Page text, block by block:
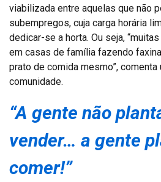
viabilizada entre aquelas que não
subempregos, cuja carga horária
dedicar-se a horta. Ou seja,
em casas de família fazendo
prato de comida mesmo”,
comunidade.
“A gente não
vender… a gente
comer!”